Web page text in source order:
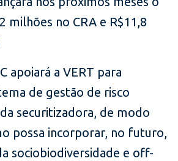
milhões no CRA e R$11,8
apoiará a VERT para
de gestão de risco
securitizadora, de modo
possa incorporar, no futuro,
sociobiodiversidade e off-